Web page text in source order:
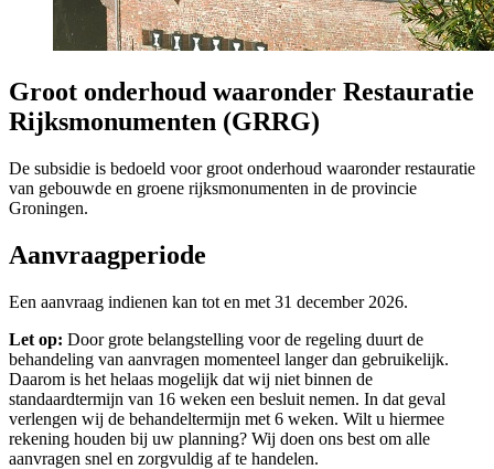
Groot onderhoud waaronder Restauratie
Rijksmonumenten (GRRG)
De subsidie is bedoeld voor groot onderhoud waaronder restauratie
van gebouwde en groene rijksmonumenten in de provincie
Groningen.
Aanvraagperiode
Een aanvraag indienen kan tot en met 31 december 2026.
Let op: Door grote belangstelling voor de regeling duurt de
behandeling van aanvragen momenteel langer dan gebruikelijk.
Daarom is het helaas mogelijk dat wij niet binnen de
standaardtermijn van 16 weken een besluit nemen. In dat geval
verlengen wij de behandeltermijn met 6 weken. Wilt u hiermee
rekening houden bij uw planning? Wij doen ons best om alle
aanvragen snel en zorgvuldig af te handelen.